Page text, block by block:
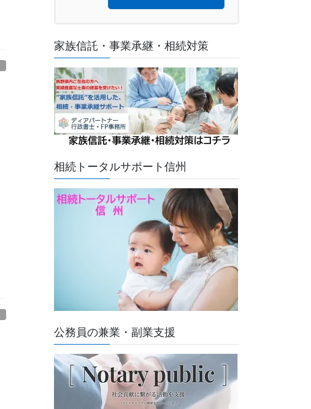
家族信託・事業承継・相続対策
相続トータルサポート信州
公務員の兼業・副業支援